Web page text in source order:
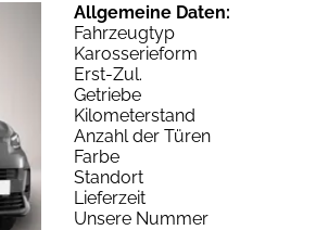
Allgemeine Daten:
Fahrzeugtyp
Karosserieform
Erst-Zul.
Getriebe
Kilometerstand
Anzahl der Türen
Farbe
Standort
Lieferzeit
Unsere Nummer